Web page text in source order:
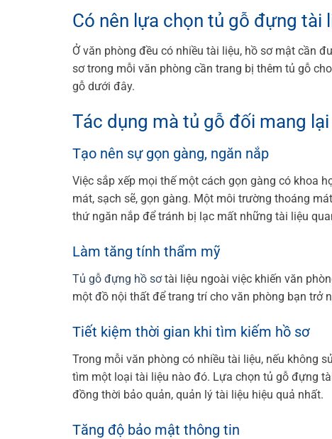
Có nên lựa chọn tủ gỗ đựng tài
Ở văn phòng đều có nhiều tài liệu, hồ sơ mật cần
sơ trong mỗi văn phòng cần trang bị thêm tủ gỗ
gỗ dưới đây.
Tác dụng mà tủ gỗ đối mang
Tạo nên sự gọn gàng, ngăn nắp
Việc sắp xếp mọi thế một cách gọn gàng có khoa
mát, sạch sẽ, gọn gàng. Một môi trường thoáng
thứ ngăn nắp để tránh bị lạc mất những tài liệu
Làm tăng tính thẩm mỹ
Tủ gỗ đựng hồ sơtài liệu ngoài việc khiến văn
một đồ nội thất để trang trí cho văn phòng bạn trở
Tiết kiệm thời gian khi tìm kiếm hồ sơ
Trong mỗi văn phòng có nhiều tài liệu, nếu không
tìm một loại tài liệu nào đó. Lựa chọn tủ gỗ đựng
đồng thời bảo quản, quản lý tài liệu hiệu quả nhất.
Tăng độ bảo mật thông tin